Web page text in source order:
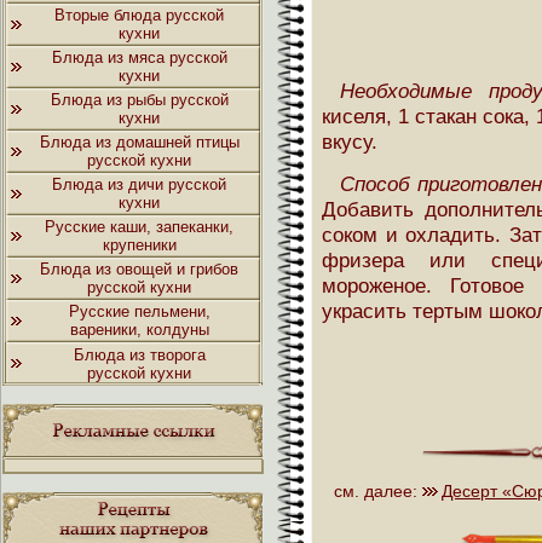
Вторые блюда русской
кухни
Блюда из мяса русской
кухни
Блюда из рыбы русской
кухни
Блюда из домашней птицы
русской кухни
Блюда из дичи русской
кухни
Русские каши, запеканки,
крупеники
Блюда из овощей и грибов
русской кухни
Русские пельмени,
вареники, колдуны
Блюда из творога
русской кухни
Необходимые
киселя, 1 стакан
вкусу.
Способ
Добавить
соком и охладить.
фризера или
мороженое.
украсить тертым
см. далее: Десерт